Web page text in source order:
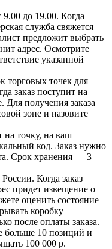
9.00 до 19.00. Когда
служба свяжется
предложит выбрать
адрес. Осмотрите
указанной
торговых точек для
заказ поступит на
Для получения заказа
зоне и назовите
на точку, на ваш
код. Заказ нужно
Срок хранения — 3
Когда заказ
придет извещение о
оценить состояние
коробку
после оплаты заказа.
больше 10 позиций и
100 000 р.